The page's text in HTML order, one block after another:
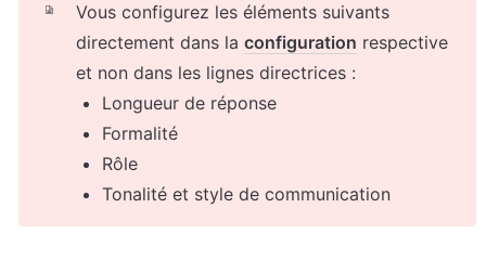
Vous configurez les éléments suivants
directement dans la configuration respective
et non dans les lignes directrices :
Longueur de réponse
Formalité
Rôle
Tonalité et style de communication